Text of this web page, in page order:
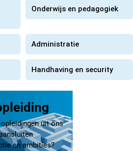
Onderwijs en pedagogiek
Administratie
Handhaving en security
opleidingen uit ons
en ambities?